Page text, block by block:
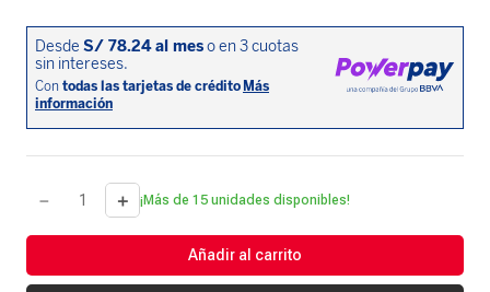
＋
－ ¡Más de 15 unidades disponibles!
Añadir al carrito